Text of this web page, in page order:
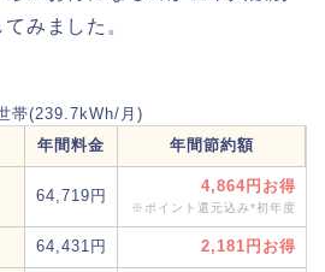
みました。
帯(239.7kWh/月)
年間料金
年間節約額
64,719円
4,864円
※ポイント還元込み*初年度
64,431円 2,181円